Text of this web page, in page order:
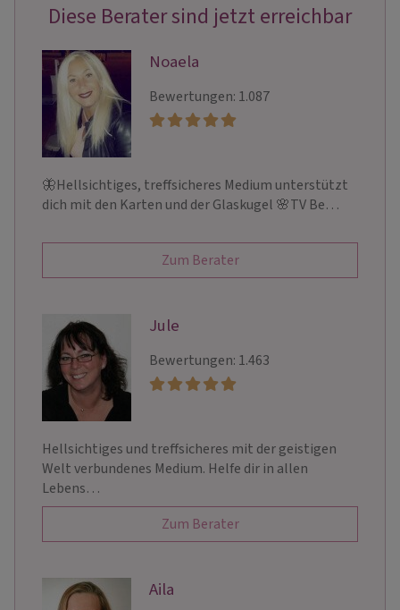
Diese Berater sind jetzt erreichbar
Noaela
Bewertungen: 1.087
🦋Hellsichtiges, treffsicheres Medium unterstützt
dich mit den Karten und der Glaskugel 🌸TV Be…
Zum Berater
Jule
Bewertungen: 1.463
Hellsichtiges und treffsicheres mit der geistigen
Welt verbundenes Medium. Helfe dir in allen
Lebens…
Zum Berater
Aila